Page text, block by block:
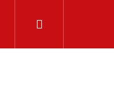
Přihlášení